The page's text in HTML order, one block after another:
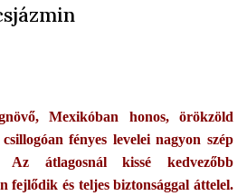
Mexikóban honos, örökzöld
fényes levelei nagyon szép
Az átlagosnál kissé kedvezőbb
fejlődik és teljes biztonsággal áttelel.